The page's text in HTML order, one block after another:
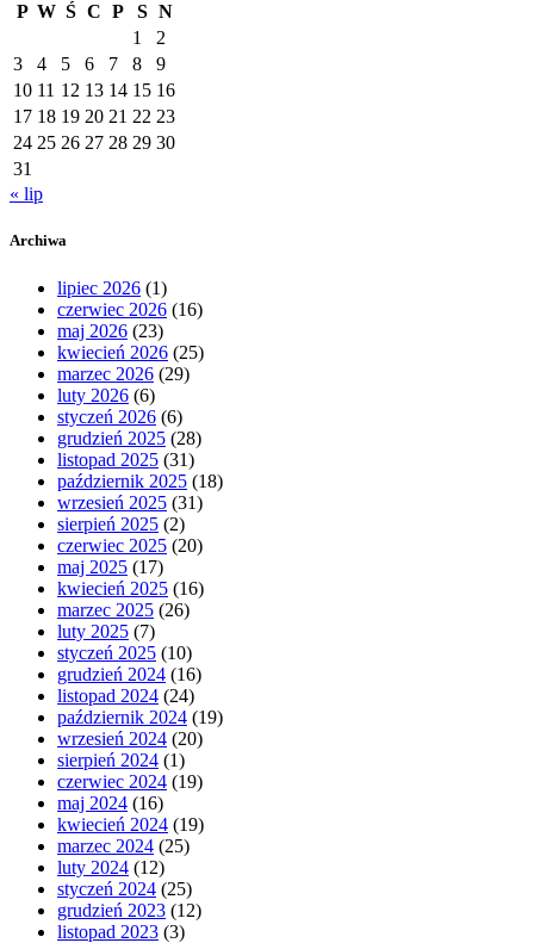
P W Ś C P S N
1
2
3
4 5 6 7 8
9
10 11 12 13 14 15 16
17 18 19 20 21 22 23
24 25 26 27 28 29 30
31
« lip
Archiwa
lipiec 2026 (1)
czerwiec 2026 (16)
maj 2026 (23)
kwiecień 2026 (25)
marzec 2026 (29)
luty 2026 (6)
styczeń 2026 (6)
grudzień 2025 (28)
listopad 2025 (31)
październik 2025 (18)
wrzesień 2025 (31)
sierpień 2025 (2)
czerwiec 2025 (20)
maj 2025 (17)
kwiecień 2025 (16)
marzec 2025 (26)
luty 2025 (7)
styczeń 2025 (10)
grudzień 2024 (16)
listopad 2024 (24)
październik 2024 (19)
wrzesień 2024 (20)
sierpień 2024 (1)
czerwiec 2024 (19)
maj 2024 (16)
kwiecień 2024 (19)
marzec 2024 (25)
luty 2024 (12)
styczeń 2024 (25)
grudzień 2023 (12)
listopad 2023 (3)